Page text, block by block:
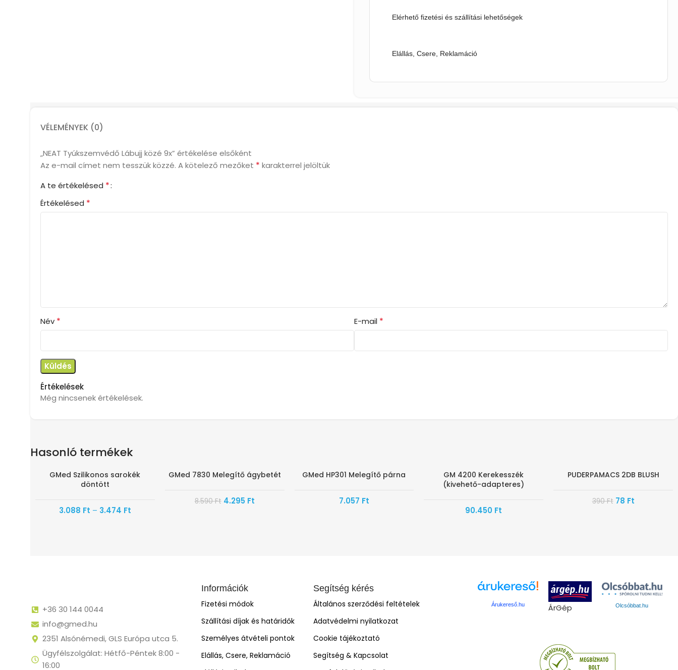
Elérhető fizetési és szállítási lehetőségek
Elállás, Csere, Reklamáció
VÉLEMÉNYEK (0)
Értékelések
Még nincsenek értékelések.
„NEAT Tyúkszemvédő Lábujj közé 9x” értékelése elsőként
Az e-mail címet nem tesszük közzé. A kötelező mezőket * karakterrel jelöltük
A te értékelésed *
Értékelésed *
Név * E-mail *
Hasonló termékek
-20%GMed Szilikonos sarokék
döntött
3.088 Ft – 3.474 Ft
-50%
GMed 7830 Melegítő ágybetét
8.590Ft 4.295 Ft
GMed HP301 Melegítő párna
7.057 Ft
GM 4200 Kerekesszék
(kivehető-adapteres)
90.450 Ft
-80%
PUDERPAMACS 2DB BLUSH
390Ft 78 Ft
+36 30 144 0044
info@gmed.hu
2351 Alsónémedi, GLS Európa utca 5.
Ügyfélszolgálat: Hétfő-Péntek 8:00 -
16:00
Információk
Fizetési módok
Szállítási díjak és határidők
Személyes átvételi pontok
Elállás, Csere, Reklamáció
Segítség kérés
Általános szerződési feltételek
Adatvédelmi nyilatkozat
Cookie tájékoztató
Segítség & Kapcsolat
Árukereső.hu ÁrGép Olcsóbbat.hu